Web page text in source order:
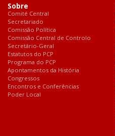
Sobre
Comité Central
Secretariado
Comissão Política
Comissão Central de Controlo
Secretário-Geral
Estatutos do PCP
Programa do PCP
Apontamentos da História
Congressos
Encontros e Conferências
Poder Local